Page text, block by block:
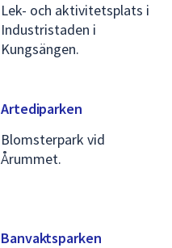
Lek- och aktivitetsplats i
Industristaden i
Kungsängen.
Artediparken
Blomsterpark vid
Årummet.
Banvaktsparken